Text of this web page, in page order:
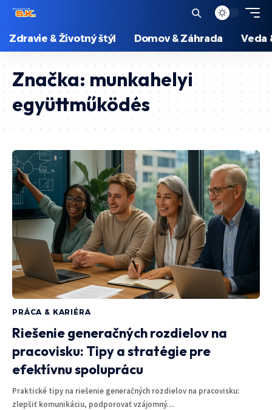
Zdravie & Životný štýl Domov & Záhrada Veda
Značka:munkahelyi
együttműködés
PRÁCA & KARIÉRA
Riešenie generačných rozdielov na
pracovisku: Tipy a stratégie pre
efektívnu spoluprácu
Praktické tipy na riešenie generačných rozdielov na pracovisku:
zlepšiť komunikáciu, podporovať vzájomný…